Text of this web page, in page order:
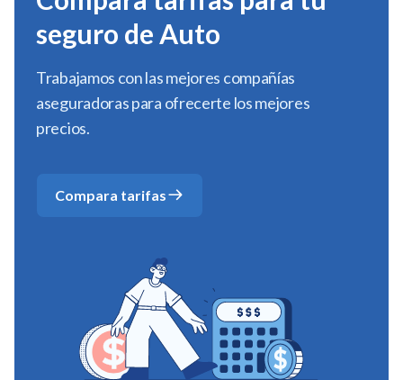
seguro de Auto
Trabajamos con las mejores compañías
aseguradoras para ofrecerte los mejores
precios.
Compara tarifas